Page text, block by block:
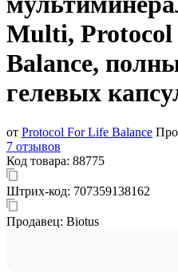
Multi,
Balance,
гелевых
от Protocol For Life Balance
7 отзывов
Код товара: 88775
Штрих-код: 707359138162
Продавец: Biotus